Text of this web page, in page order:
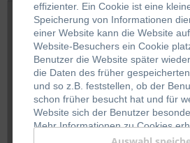
effizienter. Ein Cookie ist eine
Speicherung von Informationen
einer Website kann die Website
Website-Besuchers ein Cookie
Benutzer die Website später
die Daten des früher
und so z.B. feststellen, ob der
schon früher besucht hat und für
Website sich der Benutzer
Mehr Informationen zu Cookies
Produkte von BioLite
Die Firma BIOLITEENERGIE will
machen mit revolutionierten